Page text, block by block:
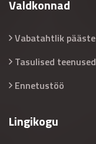
Valdkonnad
Vabatahtlik pääste
Tasulised teenused
Ennetustöö
Lingikogu